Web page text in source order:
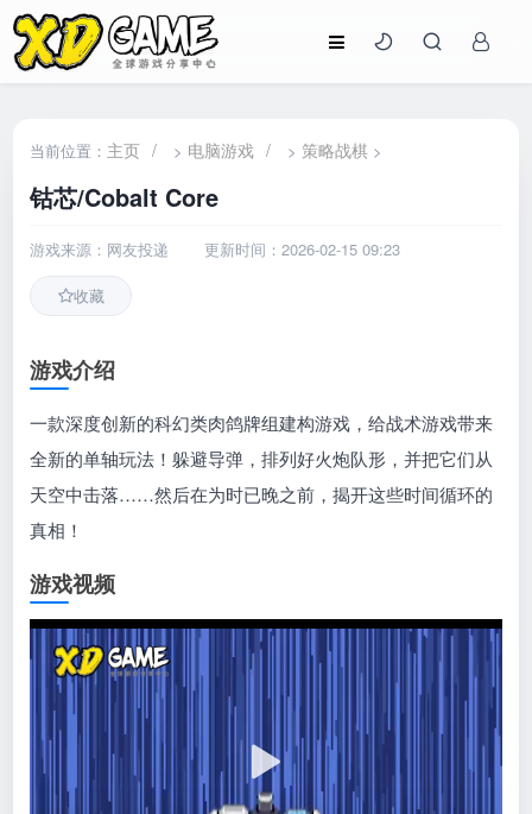
当前位置： 主页 / > 电脑游戏 / >策略战棋 >
钴芯/Cobalt Core
游戏来源：网友投递 更新时间：2026-02-15 09:23
收藏
游戏介绍
一款深度创新的科幻类肉鸽牌组建构游戏，给战术游戏带来
全新的单轴玩法！躲避导弹，排列好火炮队形，并把它们从
天空中击落……然后在为时已晚之前，揭开这些时间循环的
真相！
游戏视频